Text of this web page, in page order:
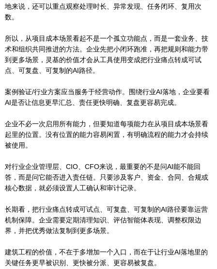
地来说，还可以重点观察处理时长、异常发现、任务闭环、复用次
数。
所以，从项目成本场景看起不是一个孤立功能点，而是一套业务、技
术和组织共同推进的方法。企业先把小闭环跑准，再把规则和能力带
到更多场景，灵基的价值才会从工具使用变成把行业痛点转成可试
点、可复盘、可复制的AI路径。
案例验证/行业方案应当服务于经营动作。围绕行业AI落地，企业要看
AI是否让信息更早汇总、责任更快明确、复盘更容易完成。
企业不必一次启用所有能力，但要知道每项能力在从项目成本场景看
起里的位置。没有位置的能力容易闲置，有明确流程的能力才会持续
被使用。
对行业企业管理层、CIO、CFO来说，最重要的不是问AI能不能回
答，而是问它能否进入责任链。只要涉及客户、资金、合同、合规或
核心数据，就必须设置人工确认和审计记录。
长期看，把行业痛点转成可试点、可复盘、可复制的AI路径要靠运营
机制保障。企业需要定期清理知识、评估智能体表现、调整权限边
界，并把优秀做法复制到更多场景。
建筑工程的价值，不在于多增加一个入口，而在于让行业AI落地里的
关键任务更早被识别、更快被分派、更容易被复盘。